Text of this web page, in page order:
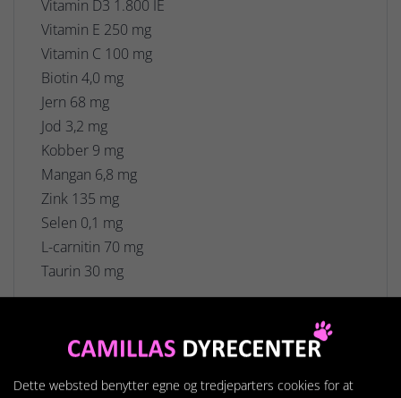
Vitamin D3 1.800 IE
Vitamin E 250 mg
Vitamin C 100 mg
Biotin 4,0 mg
Jern 68 mg
Jod 3,2 mg
Kobber 9 mg
Mangan 6,8 mg
Zink 135 mg
Selen 0,1 mg
L-carnitin 70 mg
Taurin 30 mg
Dette websted benytter egne og tredjeparters cookies for at